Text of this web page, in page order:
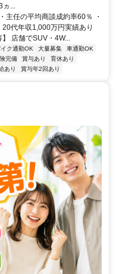
ヵ...
主任の平均商談成約率60％ ・
代年収1,000万円実績あり
店舗でSUV・4W...
イク通勤OK 大量募集
車通勤OK
完備 賞与あり
育休あり
あり 賞与年2回あり